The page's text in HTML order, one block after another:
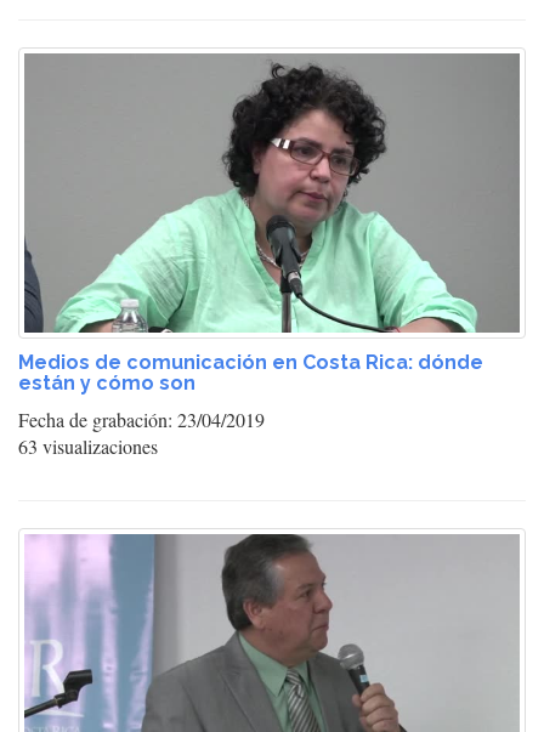
Medios de comunicación en Costa Rica: dónde
están y cómo son
Fecha de grabación: 23/04/2019
63 visualizaciones